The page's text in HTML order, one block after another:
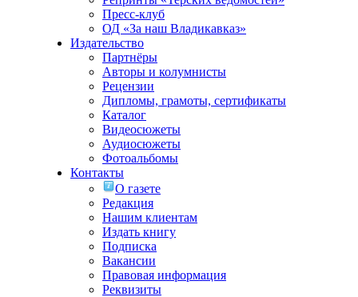
Пресс-клуб
ОД «За наш Владикавказ»
Издательство
Партнёры
Авторы и колумнисты
Рецензии
Дипломы, грамоты, сертификаты
Каталог
Видеосюжеты
Аудиосюжеты
Фотоальбомы
Контакты
О газете
Редакция
Нашим клиентам
Издать книгу
Подписка
Вакансии
Правовая информация
Реквизиты